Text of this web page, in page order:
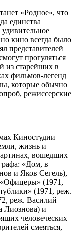
«Родное», что
единства
кино всегда было
представителей
прогуляться
из старейших в
фильмов-легенд
которые обычно
режиссерские
Киностудии
жизнь и
вошедших
«Дом, в
и Яков Сегель),
«Офицеры» (1971,
(1971, реж.
реж. Василий
Лиознова) и
человеческих
смеяться,